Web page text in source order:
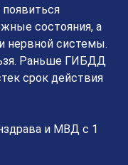
состояния, а
нервной системы.
Раньше ГИБДД
срок действия
и МВД с 1